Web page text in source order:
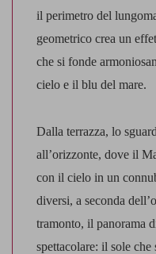
il perimetro del
geometrico crea un
che si fonde
cielo e il blu del mare.
Dalla terrazza, lo
all’orizzonte, dove il
con il cielo in un
diversi, a seconda
tramonto, il panorama
spettacolare: il sole